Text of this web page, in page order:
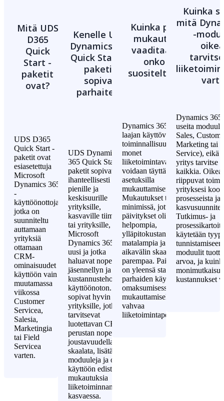
Mitä UDS
D365
Quick
Start -
paketit
ovat?
UDS D365
Quick Start -
paketit ovat
esiasetettuja
Microsoft
Dynamics 365
-
käyttöönottoja,
jotka on
suunniteltu
auttamaan
yrityksiä
ottamaan
CRM-
ominaisuudet
käyttöön vain
muutamassa
viikossa
Customer
Servicea,
Salesia,
Marketingia
tai Field
Servicea
varten.
Kenelle UDS
Dynamics 365
Quick Starts -
paketit
sopivat
parhaiten?
UDS Dynamics
365 Quick Starts -
paketit sopivat
ihanteellisesti
pienille ja
keskisuurille
yrityksille,
kasvaville tiimeille
tai yrityksille, joille
Microsoft
Dynamics 365 on
uusi ja jotka
haluavat nopean,
jäsennellyn ja
kustannustehokkaan
käyttöönoton. Ne
sopivat hyvin myös
yrityksille, jotka
tarvitsevat
luotettavan CRM-
perustan nopeasti
joustavuudella
skaalata, lisätä
moduuleja ja ottaa
käyttöön edistyneitä
mukautuksia
liiketoiminnan
kasvaessa.
Kuinka paljon
mukautusta
vaaditaan, ja
onko se
suositeltavaa?
Dynamics 365 tarjoaa
laajan käyttövalmiin
toiminnallisuuden ja
monet
liiketoimintavaatimukset
voidaan täyttää
asetuksilla
mukauttamisen sijaan.
Mukautukset tulisi pitää
minimissä, jotta
päivitykset olisivat
helpompia,
ylläpitokustannukset
matalampia ja pitkän
aikavälin skaalautuvuus
parempaa. Painopiste
on yleensä standardien
parhaiden käytäntöjen
omaksumisessa, ellei
mukauttamiselle ole
vahvaa
liiketoimintaperustetta.
Kuinka
mitä
-
Dynamics 365
useita
Sales,
Marketing tai
Service), eikä
yritys tarvitse
kaikkia.
riippuvat
yrityksesi
prosesseista ja
Tutkimus- ja
käytetään
moduulit
arvoa, ja
kustannukset